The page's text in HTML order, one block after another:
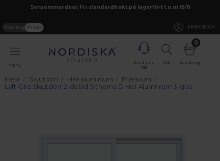
Sensommardeal: Fri standardfrakt på lagerfört t.o.m 16/8
Företag Privat MINA SIDOR
Meny
Kontakta
oss
Sök
0
Varukorg
Hem Skjutdörr Hel-aluminium
Premium
Lyft-Glid Skjutdörr 2-delad Schema D Hel-Aluminium 3-glas